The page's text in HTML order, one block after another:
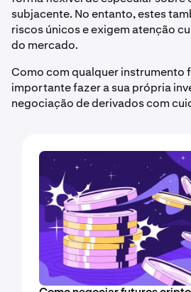
subjacente. No entanto, estes
riscos únicos e exigem atenção
do mercado.
Como com qualquer instrumento
importante fazer a sua própria
negociação de derivados com